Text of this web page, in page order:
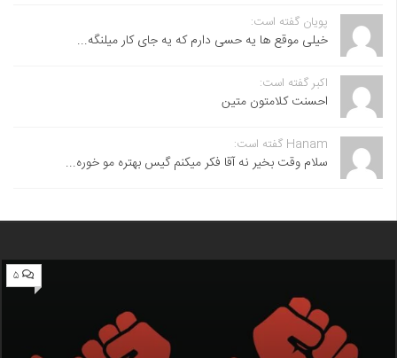
پویان گفته است:
خیلی موقع ها یه حسی دارم که یه جای کار میلنگه...
اکبر گفته است:
احسنت ‌کلامتون متین
Hanam گفته است:
سلام وقت بخیر نه آقا فکر میکنم گیس بهتره مو خوره...
۵